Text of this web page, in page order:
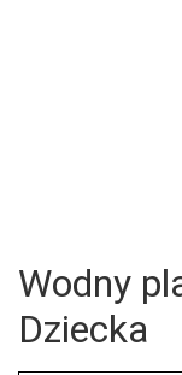
Wodny
Dziecka